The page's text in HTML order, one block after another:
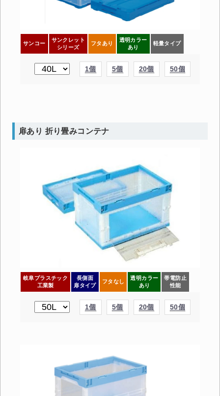
サンコー
サンクレット
シリーズ
フタあり
透明カラー
あり
軽量タイプ
1個 5個 20個 50個
扉あり 折り畳みコンテナ
岐阜プラスチック
工業製
長側面
扉タイプ
フタなし
透明カラー
あり
帯電防止
性能
1個 5個 20個 50個